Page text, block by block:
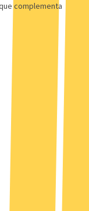
complementa